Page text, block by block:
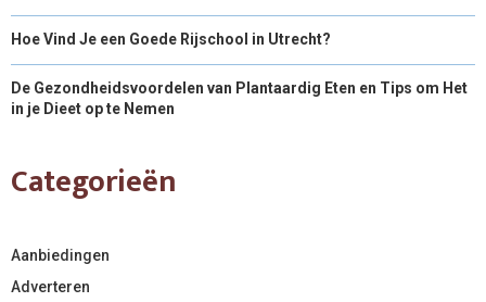
Hoe Vind Je een Goede Rijschool in Utrecht?
De Gezondheidsvoordelen van Plantaardig Eten en Tips om Het
in je Dieet op te Nemen
Categorieën
Aanbiedingen
Adverteren